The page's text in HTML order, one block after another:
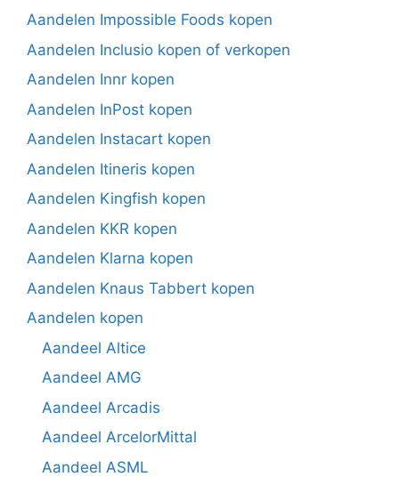
Aandelen Impossible Foods kopen
Aandelen Inclusio kopen of verkopen
Aandelen Innr kopen
Aandelen InPost kopen
Aandelen Instacart kopen
Aandelen Itineris kopen
Aandelen Kingfish kopen
Aandelen KKR kopen
Aandelen Klarna kopen
Aandelen Knaus Tabbert kopen
Aandelen kopen
Aandeel Altice
Aandeel AMG
Aandeel Arcadis
Aandeel ArcelorMittal
Aandeel ASML